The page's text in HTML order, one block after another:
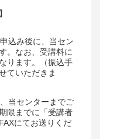
込み後に、当セン
。なお、受講料に
ります。（振込手
ていただきま
当センターまでご
限までに「受講者
にてお送りくだ